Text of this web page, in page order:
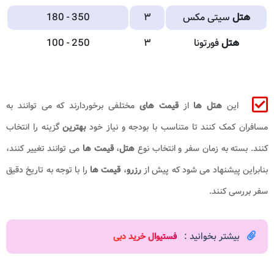
هتل سیتی مکس ۳
180 - 350
هتلفورتونا ۳ 100 - 250
این هتل هاازقیمت های مختلفی برخوردارند که می توانند به
مسافران کمک کنند تا متناسب با بودجه و نیاز خودبهترینگزینه را انتخاب
کنند. بسته به زمان سفر و انتخاب نوع هتل،قیمت ها می توانند تغییر کنند،
بنابراین پیشنهاد می شود که پیش ازرزرو،قیمت ها را با توجه به تاریخ دقیق
سفر بررسی کنند.
بیشتر بخوانید : فستیوال خرید دبی